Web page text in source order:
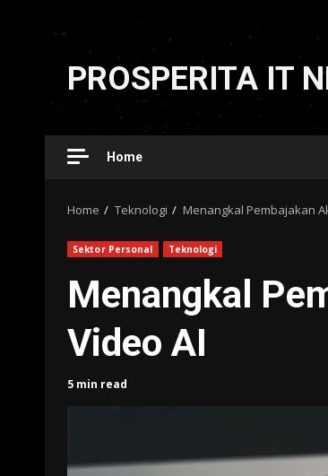
Skip
content
PROSPERITA IT
Home
Home Teknologi Menangkal Pembajakan
Sektor Personal Teknologi
Menangkal
Video AI
5 min read